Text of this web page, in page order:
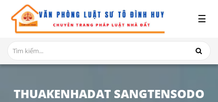
GIỚI
THIỆU
DỊCH
☰
THUAKENHADAT SANGTENSODO